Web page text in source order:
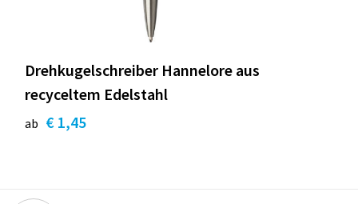
Drehkugelschreiber Hannelore aus
recyceltem Edelstahl
ab € 1,45